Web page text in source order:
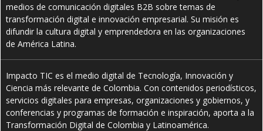
medios de comunicación digitales B2B sobre temas de
transformación digital e innovación empresarial. Su misión es
difundir la cultura digital y emprendedora en las organizaciones
de América Latina.
Impacto TIC es el medio digital de Tecnología, Innovación y
Ciencia más relevante de Colombia. Con contenidos periodísticos,
servicios digitales para empresas, organizaciones y gobiernos, y
conferencias y programas de formación e inspiración, aporta a la
Transformación Digital de Colombia y Latinoamérica.